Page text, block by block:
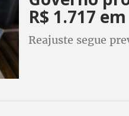
R$ 1.717
Reajuste segue